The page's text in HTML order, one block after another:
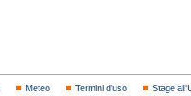
Meteo Termini d'uso Stage